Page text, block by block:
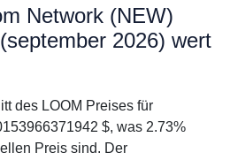
Network (NEW)
2026) wert
des LOOM Preises für
$, was 2.73%
Preis sind. Der